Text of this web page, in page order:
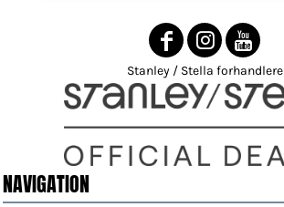
Stanley / Stella forhandlere
NAVIGATION